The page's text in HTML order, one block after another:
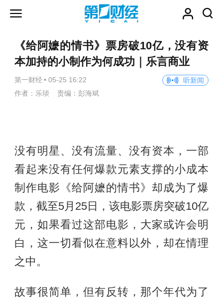
《给阿嬷的情书》票房破10亿，没有资
本加持的小制作为何成功｜乐言商业
第一财经 • 05-25 16:22
听新闻
作者：乐琰 责编：彭海斌
没有明星、没有流量、没有资本，一部
看起来没有任何爆款元素支撑的小成本
制作电影《给阿嬷的情书》却成为了爆
款，截至5月25日，该电影票房突破10亿
元，如果看过这部电影，大家或许会明
白，这一切看似在意料以外，却在情理
之中。
故事很简单，但有反转，那个年代为了